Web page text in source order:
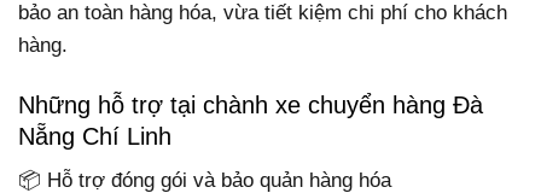
bảo an toàn hàng hóa, vừa tiết kiệm chi phí cho khách
hàng.
Những hỗ trợ tại chành xe chuyển hàng Đà
Nẵng Chí Linh
📦 Hỗ trợ đóng gói và bảo quản hàng hóa